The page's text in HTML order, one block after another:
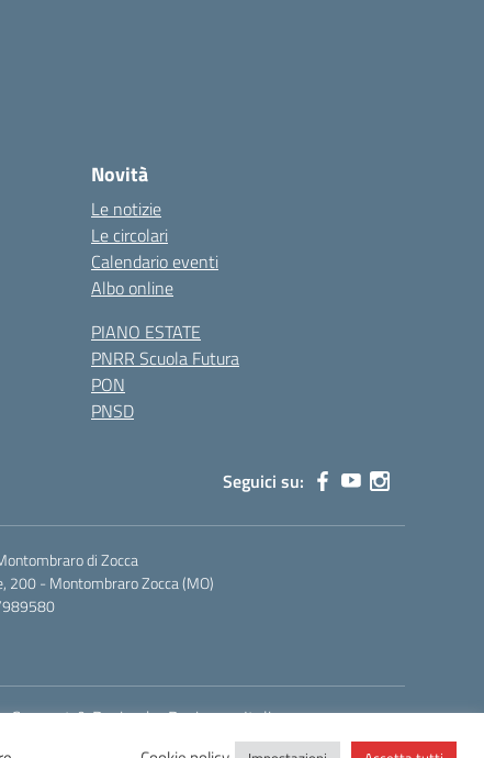
Novità
Le notizie
Le circolari
Calendario eventi
Albo online
PIANO ESTATE
PNRR Scuola Futura
PON
PNSD
Seguici su:
di Zocca
200 - Montombraro Zocca (MO)
Concept & Design by Designers Italia